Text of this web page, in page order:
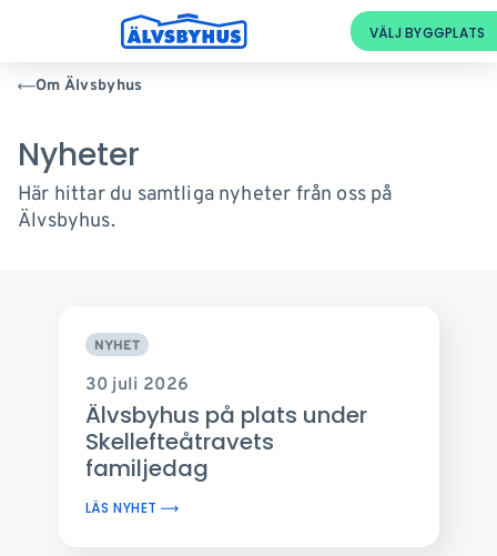
Om Älvsbyhus
Nyheter
Här hittar du samtliga nyheter från oss på
Älvsbyhus.
NYHET
30 juli 2026
Älvsbyhus på plats under
Skellefteåtravets
familjedag
LÄS NYHET